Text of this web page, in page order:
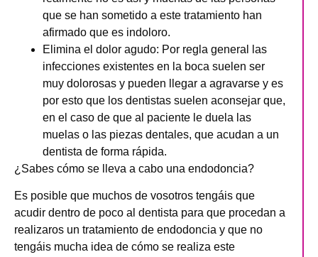
que se han sometido a este tratamiento han
afirmado que es indoloro.
Elimina el dolor agudo: Por regla general las
infecciones existentes en la boca suelen ser
muy dolorosas y pueden llegar a agravarse y es
por esto que los dentistas suelen aconsejar que,
en el caso de que al paciente le duela las
muelas o las piezas dentales, que acudan a un
dentista de forma rápida.
¿Sabes cómo se lleva a cabo una endodoncia?
Es posible que muchos de vosotros tengáis que
acudir dentro de poco al dentista para que procedan a
realizaros un tratamiento de endodoncia y que no
tengáis mucha idea de cómo se realiza este